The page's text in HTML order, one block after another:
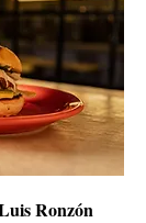
Ronzón